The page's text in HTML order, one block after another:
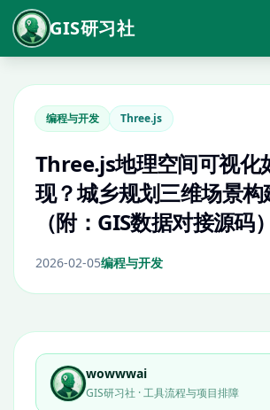
GIS研习社
编程与开发 Three.js
Three.js地理空间可视化
现？城乡规划三维场景构
（附：GIS数据对接源码）
2026-02-05编程与开发
wowwwai
GIS研习社 · 工具流程与项目排障